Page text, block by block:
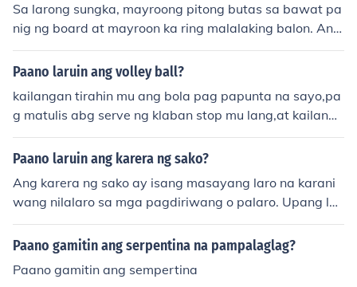
Sa larong sungka, mayroong pitong butas sa bawat pa
nig ng board at mayroon ka ring malalaking balon. Ang
layunin ng laro ay ilipat ang mga balon mula sa butas s
a iyong panig patungo sa iyong bahagi ng malaking bu
ang malaking butas ang mananalo. Maari ding gamitin
ang estratehiya sa paglipat ng mga balon para mapigil
an ang mga kalaban.
Paano laruin ang volley ball?
kailangan tirahin mu ang bola pag papunta na sayo,pa
g matulis abg serve ng klaban stop mu lang,at kailanga
n sa volleyball malakas ang resistensya nyo dito
Paano laruin ang karera ng sako?
Ang karera ng sako ay isang masayang laro na karani
wang nilalaro sa mga pagdiriwang o palaro. Upang lar
uin ito, ang bawat kalahok ay kinakailangan na tumayo
sa loob ng isang sako at sa signal, kailangan nilang tu
a sako. Ang unang makararating sa finish line ang siya
Paano gamitin ang serpentina na pampalaglag?
Paano gamitin ang sempertina